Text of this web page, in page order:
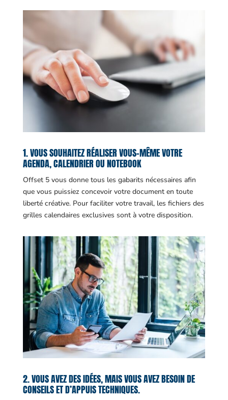
1. VOUS SOUHAITEZ RÉALISER VOUS-MÊME VOTRE
AGENDA, CALENDRIER OU NOTEBOOK
Offset 5 vous donne tous les gabarits nécessaires afin
que vous puissiez concevoir votre document en toute
liberté créative. Pour faciliter votre travail, les fichiers des
grilles calendaires exclusives sont à votre disposition.
2. VOUS AVEZ DES IDÉES, MAIS VOUS AVEZ BESOIN DE
CONSEILS ET D’APPUIS TECHNIQUES.